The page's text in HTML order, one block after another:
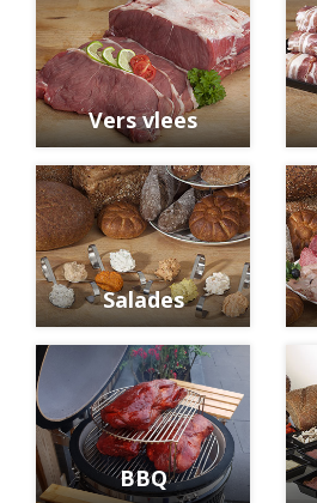
Vers vlees
Salades
BBQ